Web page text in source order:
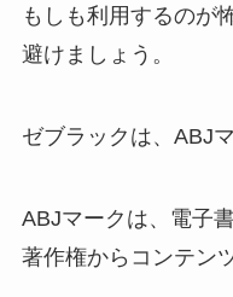
もしも利用するのが
避けましょう。
ゼブラックは、ABJ
ABJマークは、電子
著作権からコンテン